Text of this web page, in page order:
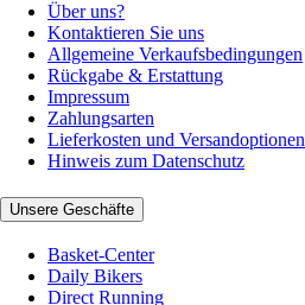
Über uns?
Kontaktieren Sie uns
Allgemeine Verkaufsbedingungen
Rückgabe & Erstattung
Impressum
Zahlungsarten
Lieferkosten und Versandoptionen
Hinweis zum Datenschutz
Unsere Geschäfte
Basket-Center
Daily Bikers
Direct Running